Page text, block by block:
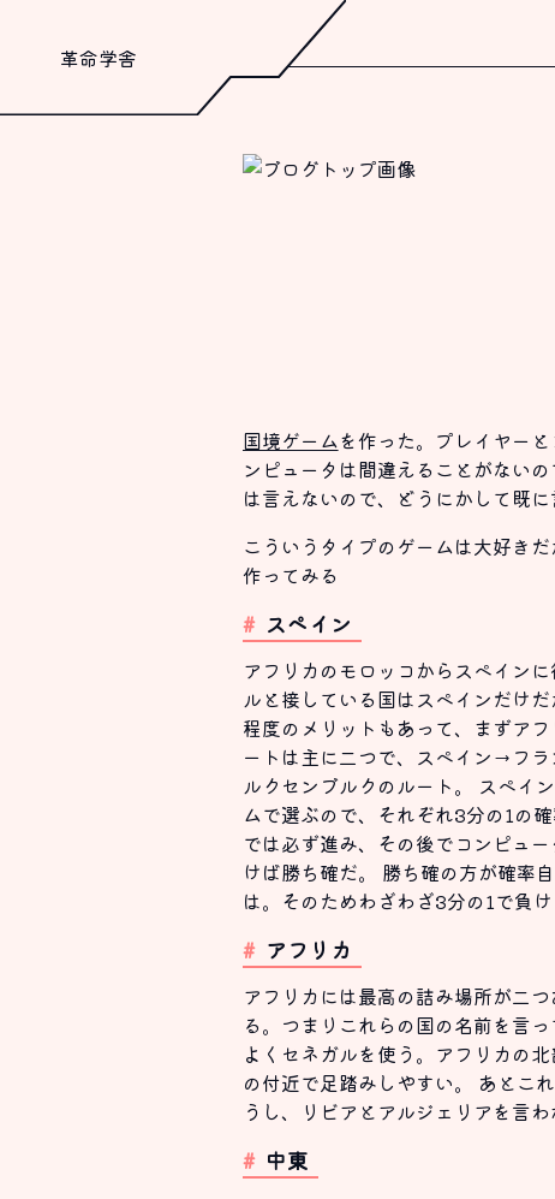
革命学舎
国境ゲームを作った。プレイヤー
ンピュータは間違えることがない
は言えないので、どうにかして既
こういうタイプのゲームは大好き
作ってみる
スペイン
アフリカのモロッコからスペイン
ルと接している国はスペインだけ
程度のメリットもあって、まずア
ートは主に二つで、スペイン→フ
ルクセンブルクのルート。 スペイ
ムで選ぶので、それぞれ3分の1の
では必ず進み、その後でコンピュ
けば勝ち確だ。 勝ち確の方が確率
は。そのためわざわざ3分の1で負
アフリカ
アフリカには最高の詰み場所が二
る。つまりこれらの国の名前を言
よくセネガルを使う。アフリカの
の付近で足踏みしやすい。 あとこ
うし、リビアとアルジェリアを言
中東